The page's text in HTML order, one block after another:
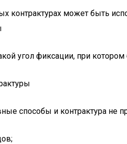
контрактурах может быть
угол фиксации, при котором
способы и контрактура не